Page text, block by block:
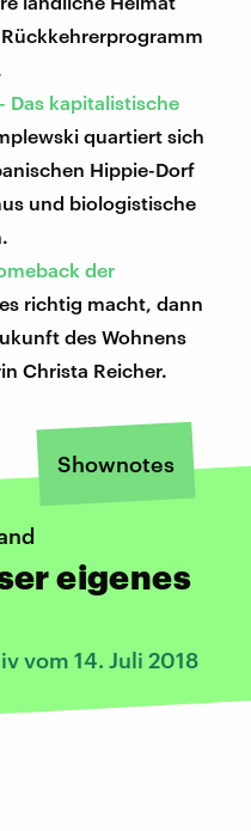
Das kapitalistische
quartiert sich
Hippie-Dorf
und biologistische
der
richtig macht, dann
des Wohnens
Christa Reicher.
Shownotes
eigenes
vom 14. Juli 2018